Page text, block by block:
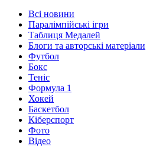
Всі новини
Паралімпійські ігри
Таблиця Медалей
Блоги та авторські матеріали
Футбол
Бокс
Теніс
Формула 1
Хокей
Баскетбол
Кіберспорт
Фото
Відео